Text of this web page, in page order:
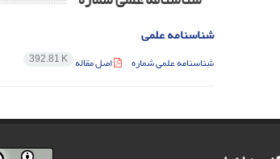
شناسنامه علمی
شناسنامه علمی شماره اصل مقاله 392.81 K